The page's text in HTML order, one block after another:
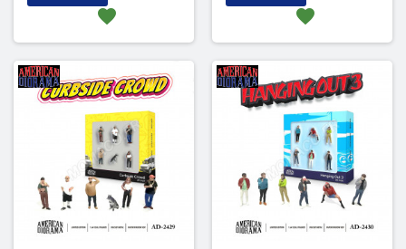
favorite favorite